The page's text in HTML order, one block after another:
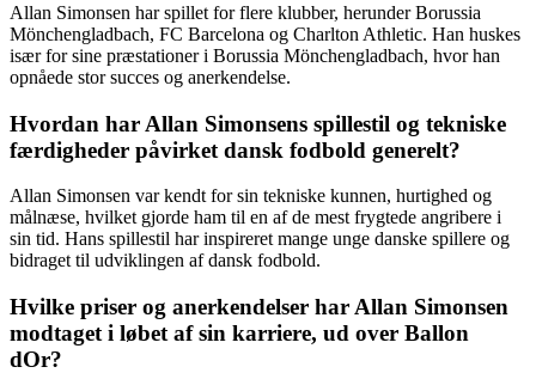
Allan Simonsen har spillet for flere klubber, herunder Borussia
Mönchengladbach, FC Barcelona og Charlton Athletic. Han huskes
især for sine præstationer i Borussia Mönchengladbach, hvor han
opnåede stor succes og anerkendelse.
Hvordan har Allan Simonsens spillestil og tekniske
færdigheder påvirket dansk fodbold generelt?
Allan Simonsen var kendt for sin tekniske kunnen, hurtighed og
målnæse, hvilket gjorde ham til en af de mest frygtede angribere i
sin tid. Hans spillestil har inspireret mange unge danske spillere og
bidraget til udviklingen af dansk fodbold.
Hvilke priser og anerkendelser har Allan Simonsen
modtaget i løbet af sin karriere, ud over Ballon
dOr?